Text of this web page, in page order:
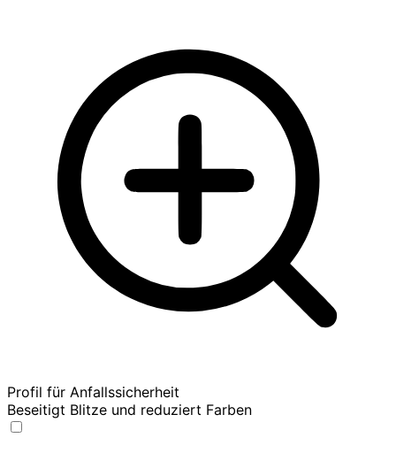
Profil für Anfallssicherheit
Beseitigt Blitze und reduziert Farben